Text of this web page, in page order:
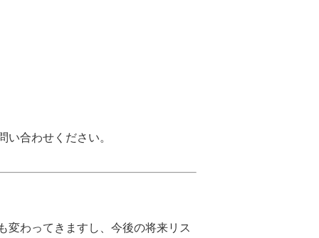
合わせください。
変わってきますし、今後の将来リス